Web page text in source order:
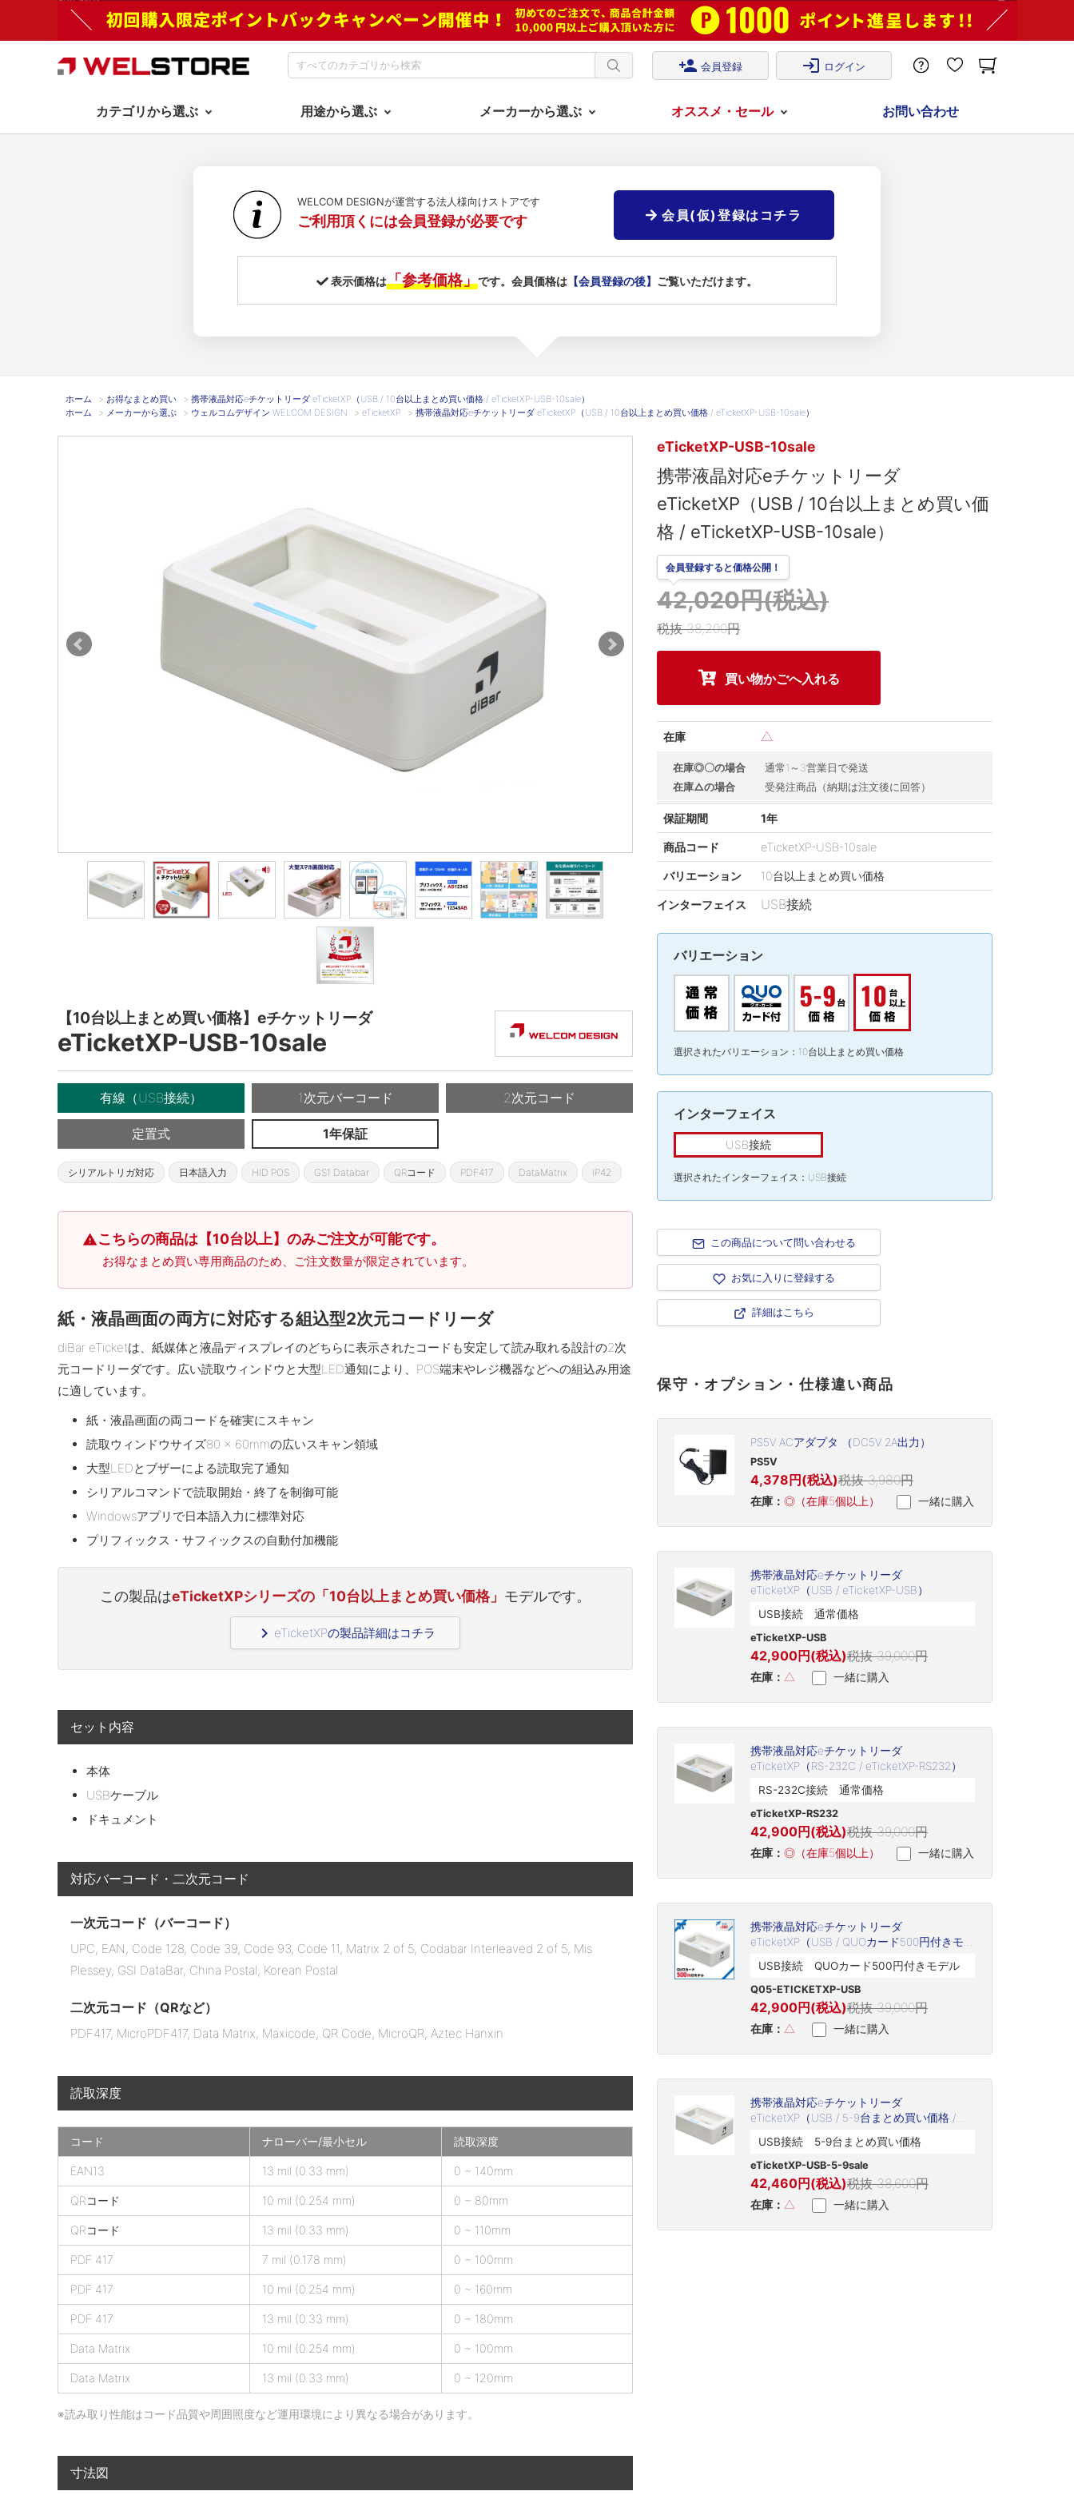
person_add 会員登録 login ログイン
カテゴリから選ぶ 用途から選ぶ メーカーから選ぶ オススメ・セール お問い合わせ
WELCOM DESIGNが運営する法人様向けストアです
ご利用頂くには会員登録が必要です 会員(仮)登録はコチラ
表示価格は「参考価格」です。会員価格は【会員登録の後】 ご覧いただけます。
ホーム > お得なまとめ買い > 携帯液晶対応eチケットリーダ eTicketXP（USB / 10台以上まとめ買い価格 / eTicketXP-USB-10sale）
ホーム
> メーカーから選ぶ > ウェルコムデザイン WELCOM DESIGN > eTicketXP > 携帯液晶対応eチケットリーダ eTicketXP（USB / 10台以上まとめ買い価格 / eTicketXP-USB-10sale）
【10台以上まとめ買い価格】eチケットリーダ
eTicketXP-USB-10sale
有線（USB接続） 1次元バーコード 2次元コード
定置式 1年保証
シリアルトリガ対応 日本語入力 HID POS GS1 Databar QRコード PDF417 DataMatrix IP42
warningこちらの商品は【10台以上】のみご注文が可能です。
お得なまとめ買い専用商品のため、ご注文数量が限定されています。
紙・液晶画面の両方に対応する組込型2次元コードリーダ
diBar eTicketは、紙媒体と液晶ディスプレイのどちらに表示されたコードも安定して読み取れる設計の2次
元コードリーダです。広い読取ウィンドウと大型LED通知により、POS端末やレジ機器などへの組込み用途
に適しています。
紙・液晶画面の両コードを確実にスキャン
読取ウィンドウサイズ80 × 60mmの広いスキャン領域
大型LEDとブザーによる読取完了通知
シリアルコマンドで読取開始・終了を制御可能
Windowsアプリで日本語入力に標準対応
プリフィックス・サフィックスの自動付加機能
この製品はeTicketXPシリーズの「10台以上まとめ買い価格」 モデルです。
navigate_next eTicketXPの製品詳細はコチラ
セット内容
本体
USBケーブル
ドキュメント
対応バーコード・二次元コード
一次元コード（バーコード）
UPC, EAN, Code 128, Code 39, Code 93, Code 11, Matrix 2 of 5, Codabar Interleaved 2 of 5, Mis
Plessey, GSI DataBar, China Postal, Korean Postal
二次元コード（QRなど）
PDF417, MicroPDF417, Data Matrix, Maxicode, QR Code, MicroQR, Aztec Hanxin
読取深度
T
k
の
深
度
コード ナローバー/最小セル 読取深度
EAN13 13 mil (0.33 mm) 0 ~ 140mm
QRコード 10 mil (0.254 mm) 0 ~ 80mm
QRコード 13 mil (0.33 mm) 0 ~ 110mm
PDF 417 7 mil (0.178 mm) 0 ~ 100mm
PDF 417 10 mil (0.254 mm) 0 ~ 160mm
PDF 417 13 mil (0.33 mm) 0 ~ 180mm
Data Matrix 10 mil (0.254 mm) 0 ~ 100mm
Data Matrix 13 mil (0.33 mm) 0 ~ 120mm
※読み取り性能はコード品質や周囲照度など運用環境により異なる場合があります。
寸法図
eTicketXP-USB-10sale
携帯液晶対応eチケットリーダ
eTicketXP（USB / 10台以上まとめ買い価
格 / eTicketXP-USB-10sale）
42,020円(税込)
会員登録すると価格公開！
税抜 38,200円
商品コード eTicketXP-USB-10sale
在庫◎〇の場合
通常1～3営業日で発送
在庫△の場合
受発注商品（納期は注文後に回答）
保証期間 1年
インターフェイス USB接続
バリエーション 10台以上まとめ買い価格
在庫 △
バリエーション
選択されたバリエーション：10台以上まとめ買い価格
インターフェイス
USB接続
選択されたインターフェイス：USB接続
買い物かごへ入れる
保守・オプション・仕様違い商品
PS5V ACアダプタ （DC5V 2A出力）
PS5V
4,378円(税込)税抜 3,980円
在庫： ◎（在庫5個以上） 一緒に購入
携帯液晶対応eチケットリーダ
eTicketXP（USB / eTicketXP-USB）
USB接続 通常価格
eTicketXP-USB
42,900円(税込)税抜 39,000円
在庫： △ 一緒に購入
携帯液晶対応eチケットリーダ
eTicketXP（RS-232C / eTicketXP-RS232）
RS-232C接続 通常価格
eTicketXP-RS232
42,900円(税込)税抜 39,000円
在庫： ◎（在庫5個以上） 一緒に購入
携帯液晶対応eチケットリーダ
eTicketXP（USB / QUOカード500円付きモデ
ル / Q05-ETICKETXP-USB）
USB接続 QUOカード500円付きモデル
Q05-ETICKETXP-USB
42,900円(税込)税抜 39,000円
在庫： △ 一緒に購入
携帯液晶対応eチケットリーダ
eTicketXP（USB / 5-9台まとめ買い価格 /
eTicketXP-USB-5-9sale）
USB接続 5-9台まとめ買い価格
eTicketXP-USB-5-9sale
42,460円(税込)税抜 38,600円
在庫： △ 一緒に購入
この商品について問い合わせる
お気に入りに登録する
詳細はこちら